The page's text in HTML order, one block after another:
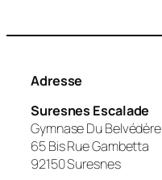
Adresse
Suresnes Escalade
Gymnase Du Belvédère
65 Bis Rue Gambetta
92150 Suresnes